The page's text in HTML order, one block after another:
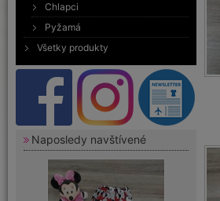
Chlapci
Pyžamá
Všetky produkty
Naposledy navštívené